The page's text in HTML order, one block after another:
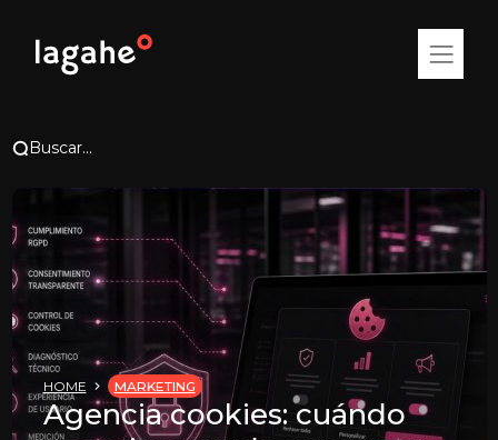
Buscar...
HOME MARKETING
Agencia cookies: cuándo